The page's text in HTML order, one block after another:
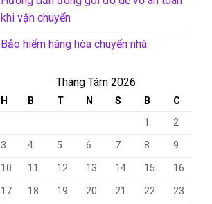
khi vận chuyển
Bảo hiểm hàng hóa chuyển nhà
Tháng Tám 2026
H B T N S B
C
1
2
3
4 5 6 7 8
9
10
11 12 13 14 15
16
17
18 19 20 21 22
23